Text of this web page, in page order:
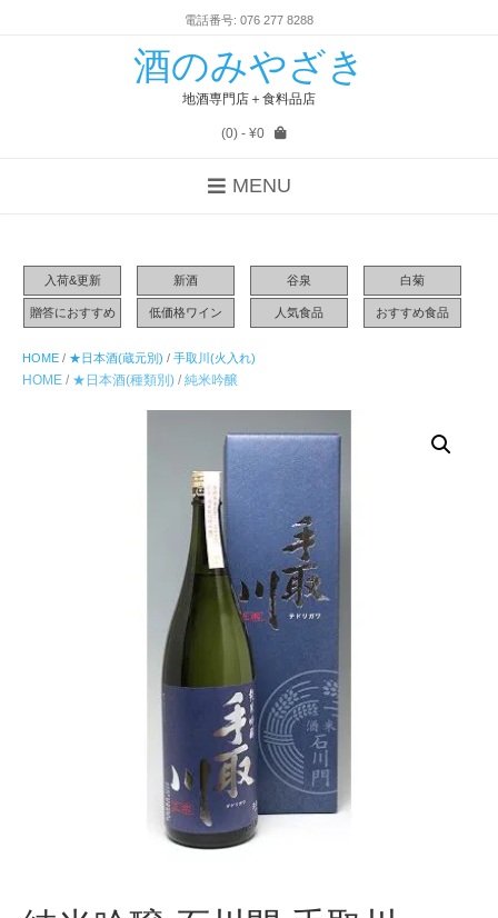
電話番号: 076 277 8288
酒のみやざき
地酒専門店＋食料品店
(0)- ¥0
MENU
入荷&更新 新酒 谷泉 白菊
贈答におすすめ 低価格ワイン 人気食品 おすすめ食品
HOME / ★日本酒(蔵元別) / 手取川(火入れ)
HOME / ★日本酒(種類別) / 純米吟醸